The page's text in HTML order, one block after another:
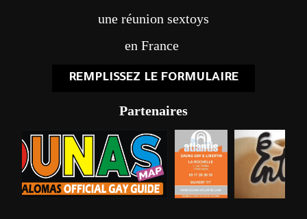
une réunion sextoys
en France
REMPLISSEZ LE FORMULAIRE
Partenaires